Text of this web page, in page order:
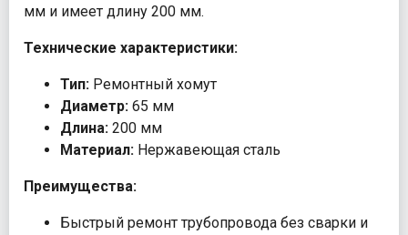
мм и имеет длину 200 мм.
Технические характеристики:
Тип: Ремонтный хомут
Диаметр: 65 мм
Длина: 200 мм
Материал: Нержавеющая сталь
Преимущества:
Быстрый ремонт трубопровода без сварки и